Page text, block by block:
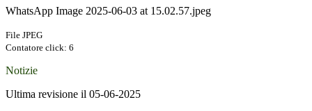
WhatsApp Image 2025-06-03 at 15.02.57.jpeg
File JPEG
Contatore click: 6
Notizie
Ultima revisione il 05-06-2025